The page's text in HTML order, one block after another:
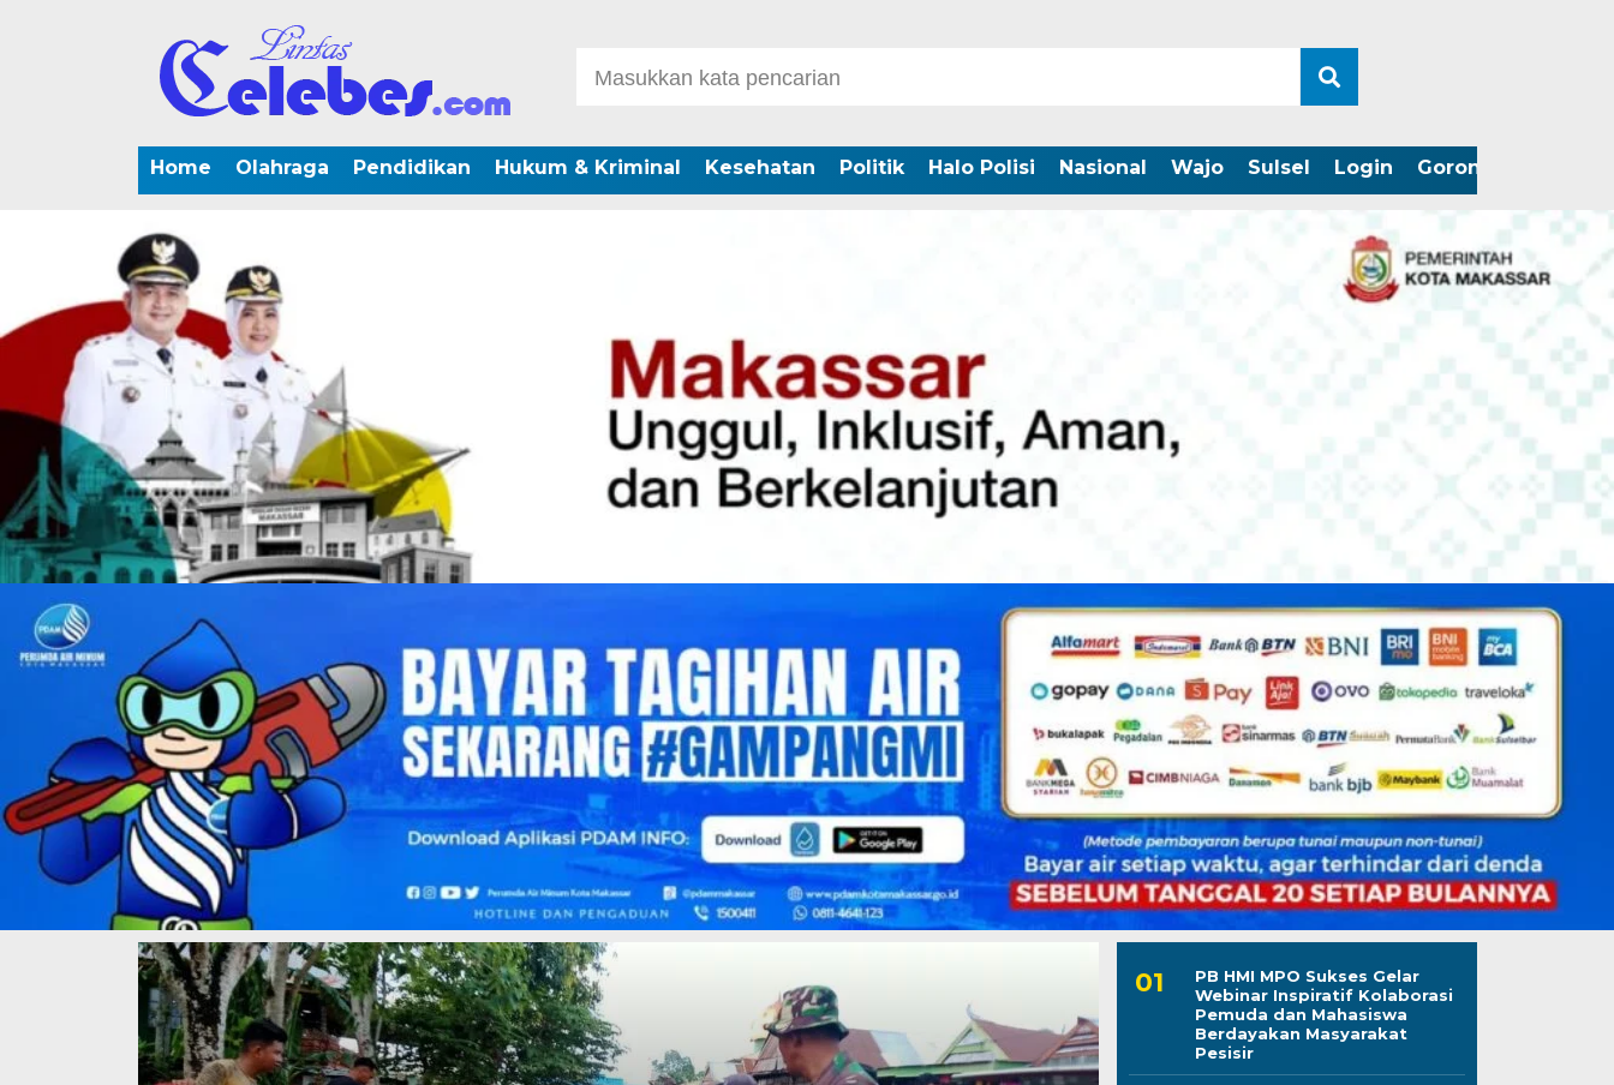
Home Olahraga Pendidikan Hukum & Kriminal Kesehatan Politik Halo Polisi Nasional Wajo Sulsel Login Gorontalo
PB HMI MPO Sukses Gelar
Webinar Inspiratif Kolaborasi
Pemuda dan Mahasiswa
Berdayakan Masyarakat
Pesisir